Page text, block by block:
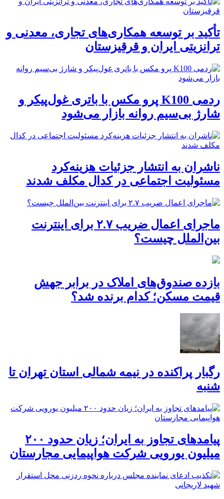
تأکید بر توسعه همکاری‌های تجاری، معدنی و
ترانزیتی ایران و قرقیزستان
ردمی K100 پرو مکس با باتری غول‌پیکر و
شارژ بی‌سیم روانه بازار می‌شود
ناشران به انتشار جزئیات هزینه‌کرد
مسئولیت اجتماعی در کدال مکلف شدند
ماجرای اعمال ضریب ۲.۷ برای اینترنت
بین‌الملل چیست؟
بازده صندوق‌های املاک در برابر جهش
قیمت مسکن؛ کدام برنده شد؟
رگبار پراکنده در نیمه شمالی استان تهران تا
شنبه
پیامدهای تجاوز به ایران؛ زیان حدود ۲۰۰
میلیون یورویی شرکت هواپیمایی مجارستان